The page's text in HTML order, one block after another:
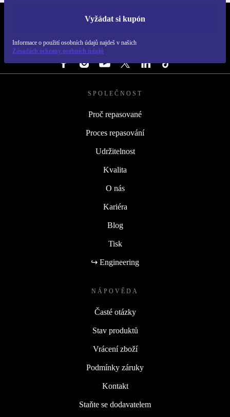
Vyžádat si kupón
Informace o použití osobních údajů najdeš v našich
Zásadách ochrany osobních údajů
REFURBED ČESKO - RETHINK NEW.
SLEDUJ NÁS
SPOLEČNOST
Proč repasované
Proces repasování
Udržitelnost
Kvalita
O nás
Kariéra
Blog
Tisk
↪ Engineering
NÁPOVĚDA
Časté otázky
Stav produktů
Vrácení zboží
Podmínky záruky
Kontakt
Staňte se dodavatelem